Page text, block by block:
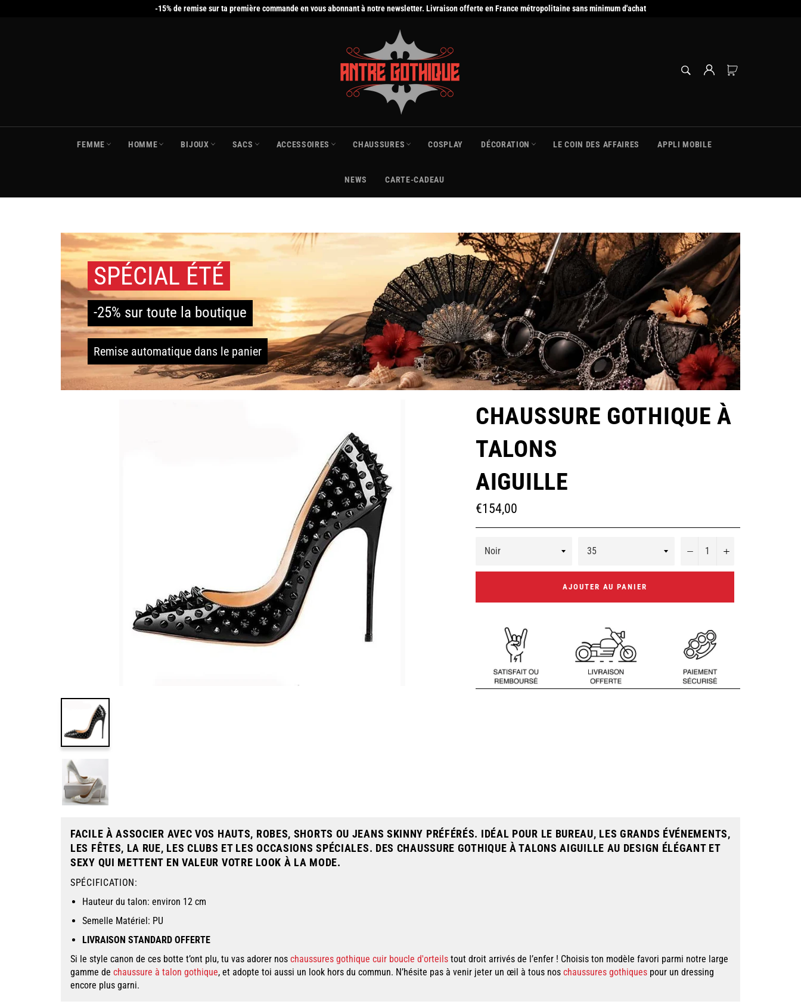
-15% de remise sur ta première commande en vous abonnant à notre newsletter. Livraison offerte en France métropolitaine sans minimum d'achat
RECHERCHE
FEMME HOMME BIJOUX SACS ACCESSOIRES CHAUSSURES COSPLAY DÉCORATION LE COIN DES AFFAIRES APPLI MOBILE
NEWS CARTE-CADEAU
SPÉCIAL ÉTÉ
-25% sur toute la boutique
Remise automatique dans le panier
CHAUSSURE GOTHIQUE À
TALONS
AIGUILLE
Prix
régulier
€154,00
− +
AJOUTER AU PANIER
FACILE À ASSOCIER AVEC VOS HAUTS, ROBES, SHORTS OU JEANS SKINNY PRÉFÉRÉS. IDÉAL POUR LE BUREAU, LES GRANDS ÉVÉNEMENTS,
LES FÊTES, LA RUE, LES CLUBS ET LES OCCASIONS SPÉCIALES. DES CHAUSSURE GOTHIQUE À TALONS AIGUILLE AU DESIGN ÉLÉGANT ET
SEXY QUI METTENT EN VALEUR VOTRE LOOK À LA MODE.
SPÉCIFICATION:
Hauteur du talon: environ 12 cm
Semelle Matériel: PU
LIVRAISON STANDARD OFFERTE
Si le style canon de ces botte t’ont plu, tu vas adorer nos chaussures gothique cuir boucle d'orteils tout droit arrivés de l’enfer ! Choisis ton modèle favori parmi notre large
gamme de chaussure à talon gothique, et adopte toi aussi un look hors du commun. N’hésite pas à venir jeter un œil à tous nos chaussures gothiques pour un dressing
encore plus garni.